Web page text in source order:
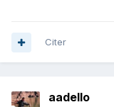
Citer
aadello